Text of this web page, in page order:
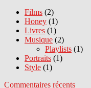
Films (2)
Honey (1)
Livres (1)
Musique (2)
Playlists (1)
Portraits (1)
Style (1)
Commentaires récents